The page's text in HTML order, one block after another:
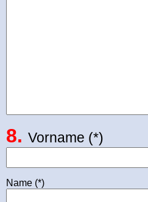
8. Vorname (*)
Name (*)